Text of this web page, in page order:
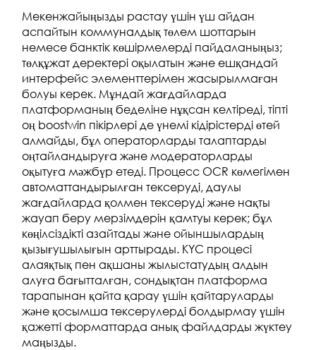
Мекенжайыңызды растау үшін үш айдан
аспайтын коммуналдық төлем шоттарын
немесе банктік көшірмелерді пайдаланыңыз;
төлқұжат деректері оқылатын және ешқандай
интерфейс элементтерімен жасырылмаған
болуы керек. Мұндай жағдайларда
платформаның беделіне нұқсан келтіреді, тіпті
оң boostwin пікірлері де үнемі кідірістерді өтей
алмайды, бұл операторларды талаптарды
оңтайландыруға және модераторларды
оқытуға мәжбүр етеді. Процесс OCR көмегімен
автоматтандырылған тексеруді, даулы
жағдайларда қолмен тексеруді және нақты
жауап беру мерзімдерін қамтуы керек; бұл
көңілсіздікті азайтады және ойыншылардың
қызығушылығын арттырады. KYC процесі
алаяқтық пен ақшаны жылыстатудың алдын
алуға бағытталған, сондықтан платформа
тарапынан қайта қарау үшін қайтаруларды
және қосымша тексерулерді болдырмау үшін
қажетті форматтарда анық файлдарды жүктеу
маңызды.